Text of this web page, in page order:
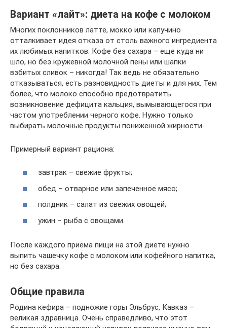
Вариант «лайт»: диета на кофе с молоком
Многих поклонников латте, мокко или капучино
отталкивает идея отказа от столь важного ингредиента
их любимых напитков. Кофе без сахара – еще куда ни
шло, но без кружевной молочной пены или шапки
взбитых сливок – никогда! Так ведь не обязательно
отказываться, есть разновидность диеты и для них. Тем
более, что молоко способно предотвратить
возникновение дефицита кальция, вымывающегося при
частом употреблении черного кофе. Нужно только
выбирать молочные продукты пониженной жирности.
Примерный вариант рациона:
завтрак – свежие фрукты;
обед – отварное или запеченное мясо;
полдник – салат из свежих овощей;
ужин – рыба с овощами.
После каждого приема пищи на этой диете нужно
выпить чашечку кофе с молоком или кофейного напитка,
но без сахара.
Общие правила
Родина кефира – подножие горы Эльбрус, Кавказ –
великая здравница. Очень справедливо, что этот